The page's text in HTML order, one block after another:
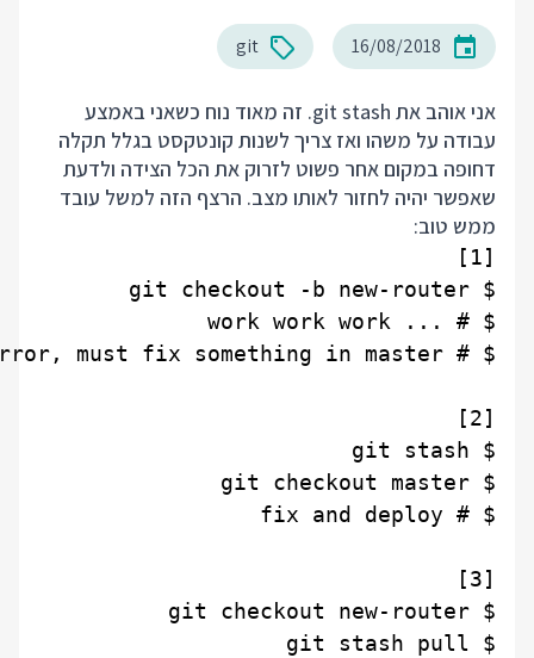
16/08/2018
git
אני אוהב את git stash. זה מאוד נוח כשאני באמצע
עבודה על משהו ואז צריך לשנות קונטקסט בגלל תקלה
דחופה במקום אחר פשוט לזרוק את הכל הצידה ולדעת
שאפשר יהיה לחזור לאותו מצב. הרצף הזה למשל עובד
ממש טוב:
$ git stash pull